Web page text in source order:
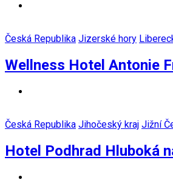
Česká Republika Jizerské hory
Wellness Hotel Antonie
Česká Republika Jihočeský kraj Jižní
Hotel Podhrad Hluboká